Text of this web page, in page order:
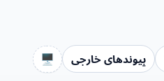
پیوندهای خارجی 🖥️